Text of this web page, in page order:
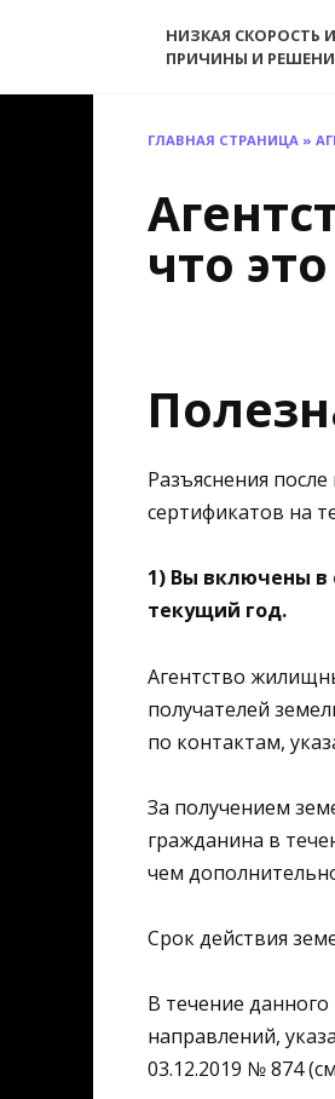
НИЗКАЯ СКОРОСТЬ
ПРИЧИНЫ И
ГЛАВНАЯ СТРАНИЦА »
что это
Разъяснения
сертификатов на
1) Вы включены в
текущий год.
Агентство
получателей
по контактам,
За получением
гражданина в
чем
Срок действия
В течение
направлений,
03.12.2019 № 874